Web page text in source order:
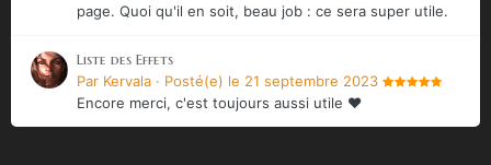
page. Quoi qu'il en soit, beau job : ce sera super utile.
Liste des Effets
Par Kervala · Posté(e) le 21 septembre 2023
Encore merci, c'est toujours aussi utile ❤️